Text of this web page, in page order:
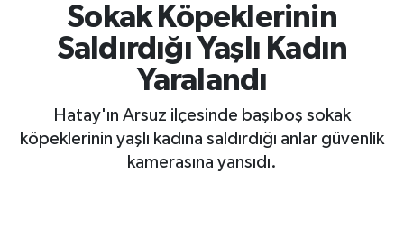
Sokak Köpeklerinin
Saldırdığı Yaşlı Kadın
Yaralandı
Hatay'ın Arsuz ilçesinde başıboş sokak
köpeklerinin yaşlı kadına saldırdığı anlar güvenlik
kamerasına yansıdı.
SPOR
EKONOMİ
Kahramanmaraş Trafik Yoğunluk Haritası
Süper Lig Puan Durumu ve Fikstür
Tüm Manşetler